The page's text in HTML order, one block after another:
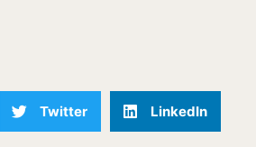
Twitter LinkedIn